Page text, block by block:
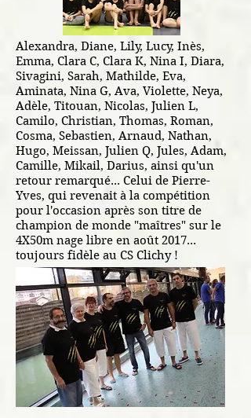
Alexandra, Diane, Lily, Lucy, Inès,
Emma, Clara C, Clara K, Nina I, Diara,
Sivagini, Sarah, Mathilde, Eva,
Aminata, Nina G, Ava, Violette, Neya,
Adèle, Titouan, Nicolas, Julien L,
Camilo, Christian, Thomas, Roman,
Cosma, Sebastien, Arnaud, Nathan,
Hugo, Meissan, Julien Q, Jules, Adam,
Camille, Mikail, Darius, ainsi qu'un
retour remarqué... Celui de Pierre-
Yves, qui revenait à la compétition
pour l'occasion après son titre de
champion de monde "maîtres" sur le
4X50m nage libre en août 2017...
toujours fidèle au CS Clichy !